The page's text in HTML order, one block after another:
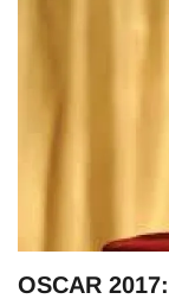
OSCAR